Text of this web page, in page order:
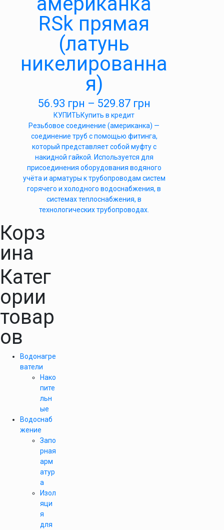
RSk прямая
(латунь
никелированна
я)
56.93 грн – 529.87 грн
КУПИТЬКупить в кредит
Резьбовое соединение (американка) —
соединение труб с помощью фитинга,
который представляет собой муфту с
накидной гайкой. Используется для
присоединения оборудования водяного
учёта и арматуры к трубопроводам систем
горячего и холодного водоснабжения, в
системах теплоснабжения, в
технологических трубопроводах.
Корз
ина
Катег
ории
товар
ов
Водонагре
ватели
Нако
пите
льн
ые
Водоснаб
жение
Запо
рная
арм
атур
а
Изол
яци
я
для